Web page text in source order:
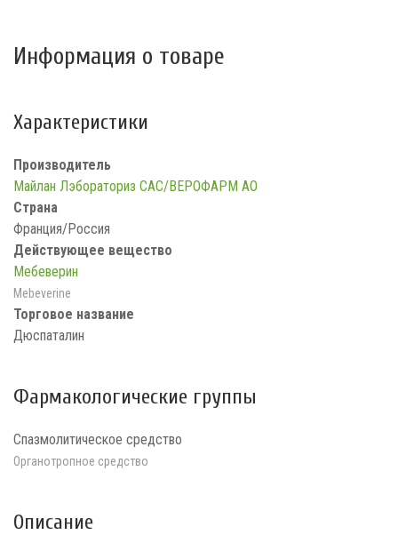
Информация о товаре
Характеристики
Производитель
Майлан Лэбораториз САС/ВЕРОФАРМ АО
Страна
Франция/Россия
Действующее вещество
Мебеверин
Mebeverine
Торговое название
Дюспаталин
Фармакологические группы
Спазмолитическое средство
Органотропное средство
Описание